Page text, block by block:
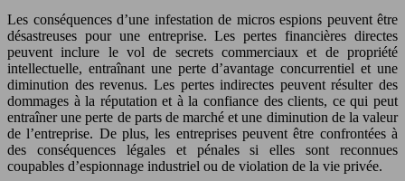
Les conséquences d’une infestation de micros espions peuvent être
désastreuses pour une entreprise. Les pertes financières directes
peuvent inclure le vol de secrets commerciaux et de propriété
intellectuelle, entraînant une perte d’avantage concurrentiel et une
diminution des revenus. Les pertes indirectes peuvent résulter des
dommages à la réputation et à la confiance des clients, ce qui peut
entraîner une perte de parts de marché et une diminution de la valeur
de l’entreprise. De plus, les entreprises peuvent être confrontées à
des conséquences légales et pénales si elles sont reconnues
coupables d’espionnage industriel ou de violation de la vie privée.